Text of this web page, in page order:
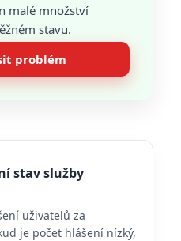
malé množství
stavu.
problém
stav služby
uživatelů za
je počet hlášení nízký,